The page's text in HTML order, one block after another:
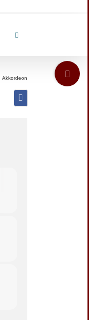
Akkordeon
Toggle
Sliding